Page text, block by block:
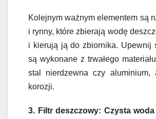
Kolejnym ważnym elementem są
i rynny, które zbierają wodę
i kierują ją do zbiornika. Upewnij
są wykonane z trwałego
stal nierdzewna czy aluminium,
korozji.
3. Filtr deszczowy: Czysta